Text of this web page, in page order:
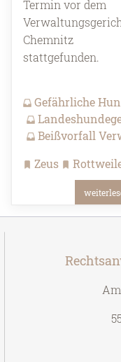
Termin vor dem
Chemnitz
stattgefunden.
Gefährliche
Beißvorfall
Zeus